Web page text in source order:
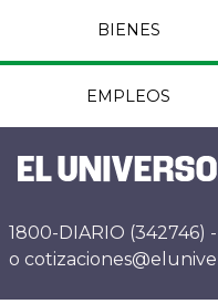
BIENES
EMPLEOS
1800-DIARIO (342746)
o